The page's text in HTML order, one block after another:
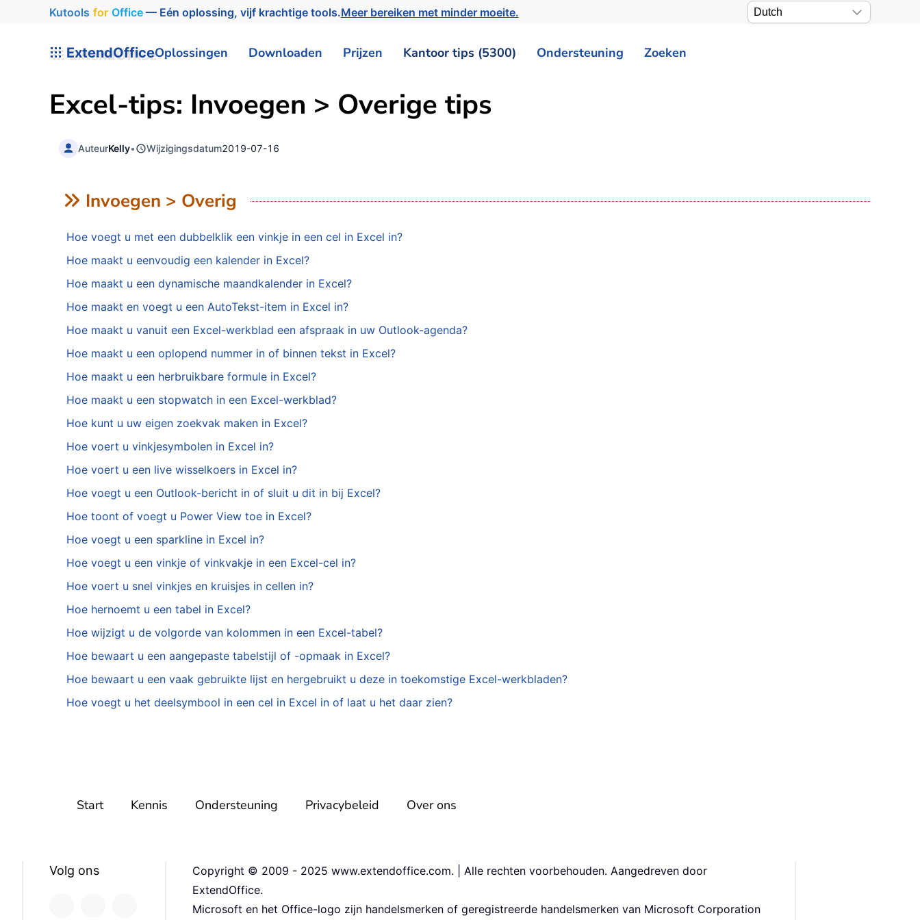
Kutools for Office— Eén oplossing, vijf krachtige tools.Meer bereiken met minder moeite.
ExtendOfficeOplossingen Downloaden Prijzen Kantoor tips (5300) Ondersteuning Zoeken
Excel-tips: Invoegen > Overige tips
AuteurKelly• Wijzigingsdatum2019-07-16
Invoegen > Overig
Hoe voegt u met een dubbelklik een vinkje in een cel in Excel in?
Hoe maakt u eenvoudig een kalender in Excel?
Hoe maakt u een dynamische maandkalender in Excel?
Hoe maakt en voegt u een AutoTekst-item in Excel in?
Hoe maakt u vanuit een Excel-werkblad een afspraak in uw Outlook-agenda?
Hoe maakt u een oplopend nummer in of binnen tekst in Excel?
Hoe maakt u een herbruikbare formule in Excel?
Hoe maakt u een stopwatch in een Excel-werkblad?
Hoe kunt u uw eigen zoekvak maken in Excel?
Hoe voert u vinkjesymbolen in Excel in?
Hoe voert u een live wisselkoers in Excel in?
Hoe voegt u een Outlook-bericht in of sluit u dit in bij Excel?
Hoe toont of voegt u Power View toe in Excel?
Hoe voegt u een sparkline in Excel in?
Hoe voegt u een vinkje of vinkvakje in een Excel-cel in?
Hoe voert u snel vinkjes en kruisjes in cellen in?
Hoe hernoemt u een tabel in Excel?
Hoe wijzigt u de volgorde van kolommen in een Excel-tabel?
Hoe bewaart u een aangepaste tabelstijl of -opmaak in Excel?
Hoe bewaart u een vaak gebruikte lijst en hergebruikt u deze in toekomstige Excel-werkbladen?
Hoe voegt u het deelsymbool in een cel in Excel in of laat u het daar zien?
Start Kennis Ondersteuning Privacybeleid Over ons
Volg ons
Copyright © 2009 - 2025 www.extendoffice.com. | Alle rechten voorbehouden. Aangedreven door
ExtendOffice.
Microsoft en het Office-logo zijn handelsmerken of geregistreerde handelsmerken van Microsoft Corporation